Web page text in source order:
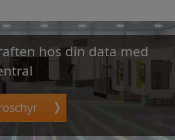
hos din data med